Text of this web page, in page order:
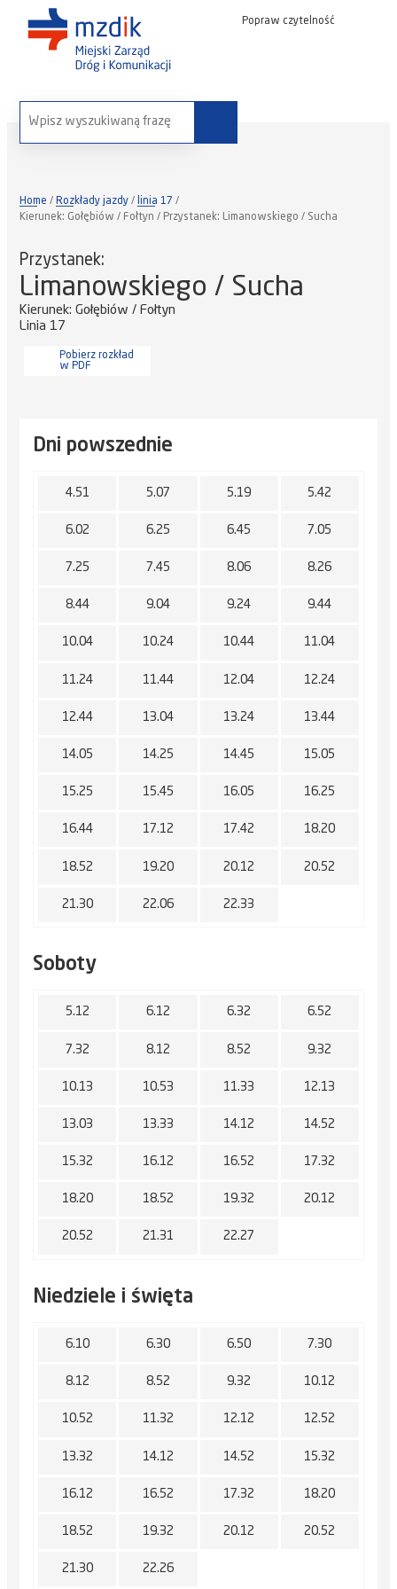
Popraw czytelność
wyszukaj na stronie:
Home Rozkłady jazdy
linia 17
Kierunek: Gołębiów / Fołtyn / Przystanek: Limanowskiego / Sucha
Przystanek:
Limanowskiego / Sucha
Kierunek: Gołębiów / Fołtyn
Linia 17
Pobierz rozkład
w PDF
Dni powszednie
4.51 5.07 5.19 5.42
6.02 6.25 6.45 7.05
7.25 7.45 8.06 8.26
8.44 9.04 9.24 9.44
10.04 10.24 10.44 11.04
11.24 11.44 12.04 12.24
12.44 13.04 13.24 13.44
14.05 14.25 14.45 15.05
15.25 15.45 16.05 16.25
16.44 17.12 17.42 18.20
18.52 19.20 20.12 20.52
21.30 22.06 22.33
Soboty
5.12 6.12 6.32 6.52
7.32 8.12 8.52 9.32
10.13 10.53 11.33 12.13
13.03 13.33 14.12 14.52
15.32 16.12 16.52 17.32
18.20 18.52 19.32 20.12
20.52 21.31 22.27
Niedziele i święta
6.10 6.30 6.50 7.30
8.12 8.52 9.32 10.12
10.52 11.32 12.12 12.52
13.32 14.12 14.52 15.32
16.12 16.52 17.32 18.20
18.52 19.32 20.12 20.52
21.30 22.26